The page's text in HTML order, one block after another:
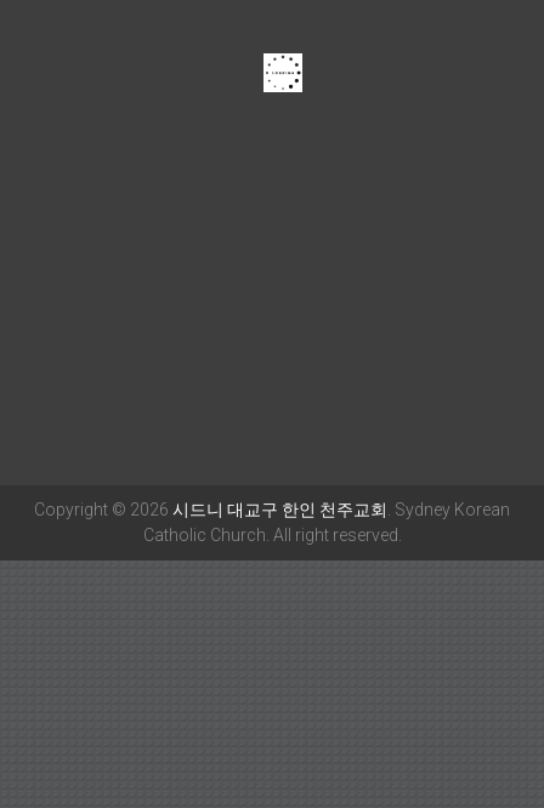
Copyright © 2026 시드니 대교구 한인 천주교회. Sydney Korean
Catholic Church. All right reserved.